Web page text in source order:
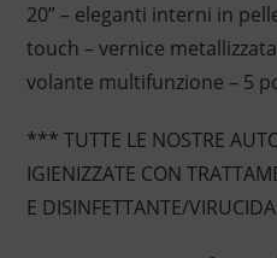
20” – eleganti interni in
touch – vernice
volante multifunzione – 5
*** TUTTE LE NOSTRE
IGIENIZZATE CON
E DISINFETTANTE/